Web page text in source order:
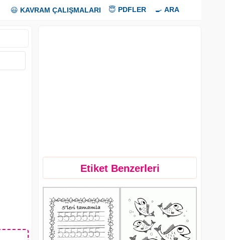
😃 KAVRAM ÇALIŞMALARI 😇 PDFLER 🍳 ARA
Etiket Benzerleri